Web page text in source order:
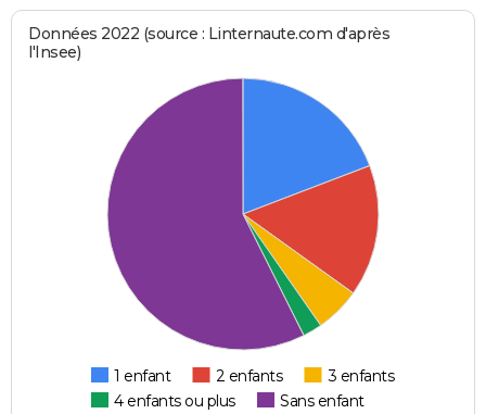
Données 2022 (source : Linternaute.com d'après
l'Insee)
1 enfant 2 enfants
3 enfants
4 enfants ou plus
Sans enfant